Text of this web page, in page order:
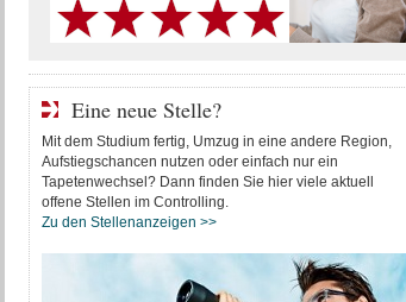
Eine neue Stelle?
Mit dem Studium fertig, Umzug in eine andere Region,
Aufstiegschancen nutzen oder einfach nur ein
Tapetenwechsel? Dann finden Sie hier viele aktuell
offene Stellen im Controlling.
Zu den Stellenanzeigen >>